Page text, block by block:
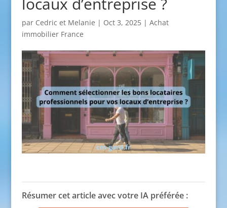
par Cedric et Melanie | Oct 3, 2025| Achat
immobilier France
Résumer cet article avec votre IA préférée :